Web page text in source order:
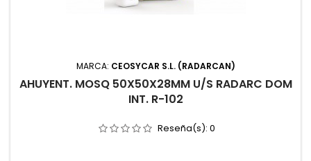
MARCA: CEOSYCAR S.L. (RADARCAN)
AHUYENT. MOSQ 50X50X28MM U/S RADARC DOM
INT. R-102
Reseña(s): 0